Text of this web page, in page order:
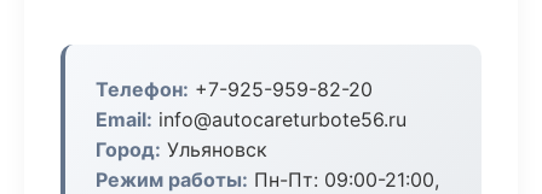
Телефон: +7-925-959-82-20
Email: info@autocareturbote56.ru
Город: Ульяновск
Режим работы: Пн-Пт: 09:00-21:00,